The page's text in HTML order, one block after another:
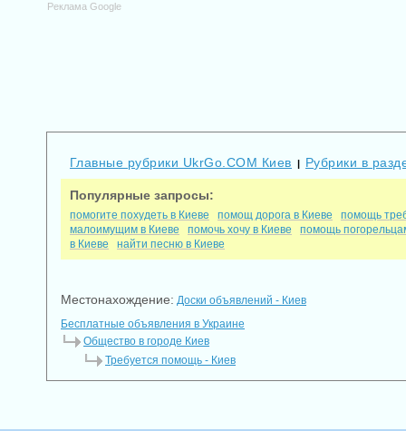
Реклама Google
Главные рубрики UkrGo.COM Киев Рубрики в
Популярные запросы:
помогите похудеть в Киеве помощ дорога в Киеве
помощь
малоимущим в Киеве
помочь хочу в Киеве
помощь
в Киеве
найти песню в Киеве
Местонахождение: Доски объявлений - Киев
Бесплатные объявления в Украине
Общество в городе Киев
Требуется помощь - Киев